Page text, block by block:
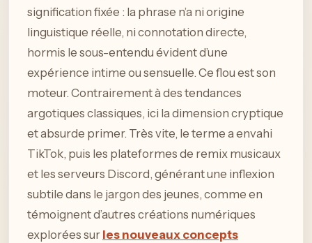
signification fixée : la phrase n’a ni origine
linguistique réelle, ni connotation directe,
hormis le sous-entendu évident d’une
expérience intime ou sensuelle. Ce flou est son
moteur. Contrairement à des tendances
argotiques classiques, ici la dimension cryptique
et absurde primer. Très vite, le terme a envahi
TikTok, puis les plateformes de remix musicaux
et les serveurs Discord, générant une inflexion
subtile dans le jargon des jeunes, comme en
témoignent d’autres créations numériques
explorées sur les nouveaux concepts